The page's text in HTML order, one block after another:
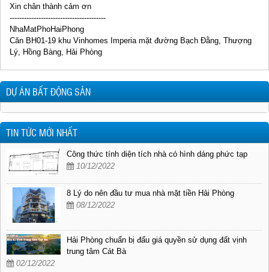
Xin chân thành cảm ơn
----------------------------------------
NhaMatPhoHaiPhong
Căn BH01-19 khu Vinhomes Imperia mặt đường Bạch Đằng, Thượng
Lý, Hồng Bàng, Hải Phòng
DỰ ÁN BẤT ĐỘNG SẢN
TIN TỨC MỚI NHẤT
Công thức tính diện tích nhà có hình dáng phức tạp
10/12/2022
8 Lý do nên đầu tư mua nhà mặt tiền Hải Phòng
08/12/2022
Hải Phòng chuẩn bị đấu giá quyền sử dụng đất vịnh
trung tâm Cát Bà
02/12/2022